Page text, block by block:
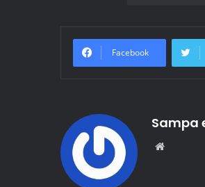
Facebook
Sampa
Website